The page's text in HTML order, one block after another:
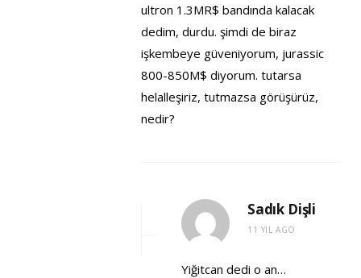
ultron 1.3MR$ bandında kalacak
dedim, durdu. şimdi de biraz
işkembeye güveniyorum, jurassic
800-850M$ diyorum. tutarsa
helalleşiriz, tutmazsa görüşürüz,
nedir?
Sadık Dişli
11 YIL AGO
Yiğitcan dedi o an…